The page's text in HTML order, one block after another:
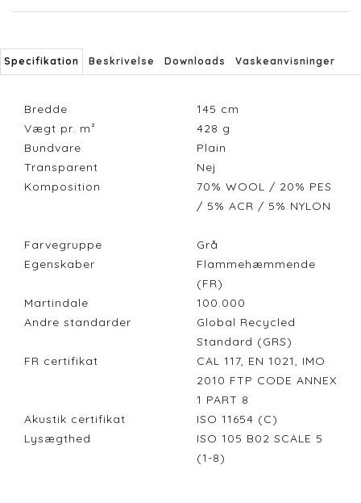
Specifikation Beskrivelse Downloads Vaskeanvisninger
Bredde 145 cm
Vægt pr. m²
428 g
Bundvare
Plain
Transparent
Nej
Komposition
70% WOOL / 20% PES
/ 5% ACR / 5% NYLON
Farvegruppe
Grå
Egenskaber
Flammehæmmende
(FR)
Martindale
100.000
Andre standarder
Global Recycled
Standard (GRS)
FR certifikat
CAL 117, EN 1021, IMO
2010 FTP CODE ANNEX
1 PART 8
Akustik certifikat
ISO 11654 (C)
Lysægthed
ISO 105 B02 SCALE 5
(1-8)